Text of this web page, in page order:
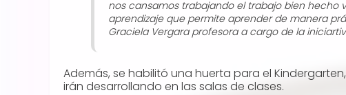
nos cansamos trabajando el trabajo bien hecho
aprendizaje que permite aprender de manera
Graciela Vergara profesora a cargo de la
Además, se habilitó una huerta para el
irán desarrollando en las salas de clases.